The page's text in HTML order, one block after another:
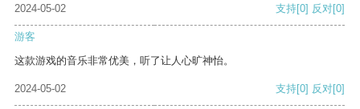
2024-05-02 支持[0] 反对[0]
游客
这款游戏的音乐非常优美，听了让人心旷神怡。
2024-05-02 支持[0] 反对[0]